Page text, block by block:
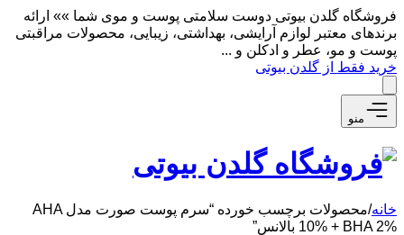
فروشگاه گلدن بیوتی دوست سلامتی پوست و موی شما »» ارائه
برندهای معتبر لوازم آرایشی، بهداشتی، زیبایی، محصولات مراقبتی
پوست و مو، عطر و ادکلن و ...
خرید فقط از گلدن بیوتی
منو
خانه/
محصولات برچسب خورده “سرم پوست صورت مدل AHA
10% + BHA 2% بالانس”